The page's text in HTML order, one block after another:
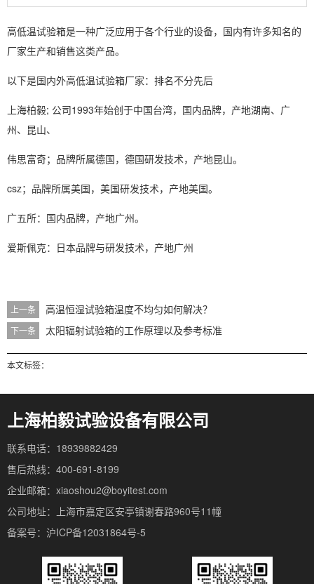
高低温试验箱是一种广泛应用于各个行业的设备，国内有许多知名的
厂家生产和销售这类产品。
以下是国内外高低温试验箱厂家：排名不分先后
上海柏毅; 公司1993年始创于中国台湾，国内品牌，产地湖南、广
州、昆山、
伟思富奇；品牌所属德国，德国研发技术，产地昆山。
csz；品牌所属美国，美国研发技术，产地美国。
广五所：国内品牌，产地广州。
爱斯佩克：日本品牌与研发技术，产地广州
上一条 高温恒湿试验箱温度不均匀如何解决？
下一条 太阳辐射试验箱的工作原理以及参考标准
本文标签：
上海柏毅试验设备有限公司
联系电话：18939882429
售后热线：400-691-8199
企业邮箱：xiaoshou2@boyitest.com
公司地址：上海市嘉定区安亭镇谢春路960号11幢
备案号：沪ICP备12031864号-5